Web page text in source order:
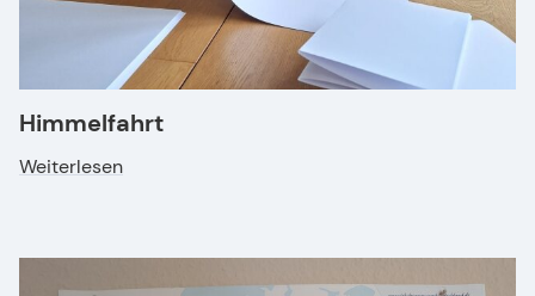
Himmelfahrt
Weiterlesen